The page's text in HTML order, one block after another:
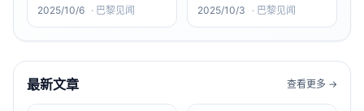
Brunkow、Fred
Ramsdell 与日本学者坂
口志文（Shimon
同获奖
2025/10/6 · 巴黎见闻
对灵长类的认知
2025/10/3 · 巴黎见闻
最新文章 查看更多 →